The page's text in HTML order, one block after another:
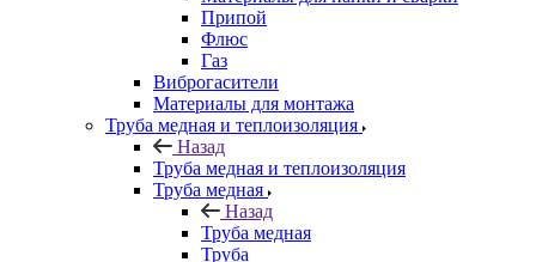
Припой
Флюс
Газ
Виброгасители
Материалы для монтажа
Труба медная и теплоизоляция
Назад
Труба медная и теплоизоляция
Труба медная
Назад
Труба медная
Труба